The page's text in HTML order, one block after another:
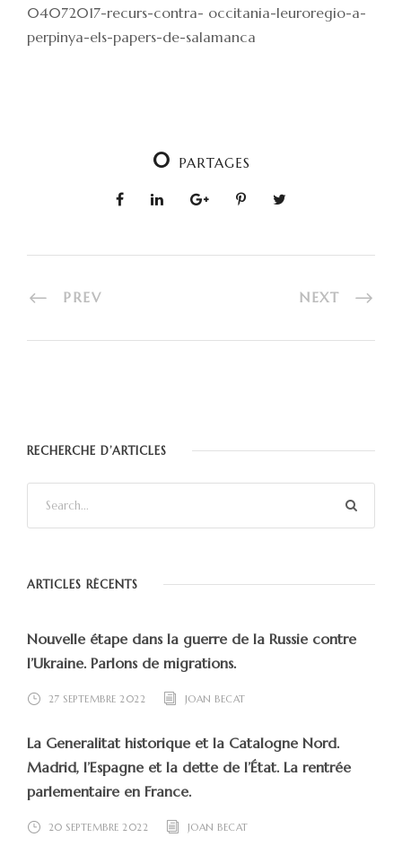
04072017-recurs-contra- occitania-leuroregio-a-
perpinya-els-papers-de-salamanca
0 PARTAGES
PREV NEXT
RECHERCHE D’ARTICLES
ARTICLES RÉCENTS
Nouvelle étape dans la guerre de la Russie contre
l’Ukraine. Parlons de migrations.
27 SEPTEMBRE 2022 JOAN BECAT
La Generalitat historique et la Catalogne Nord.
Madrid, l’Espagne et la dette de l’État. La rentrée
parlementaire en France.
20 SEPTEMBRE 2022 JOAN BECAT